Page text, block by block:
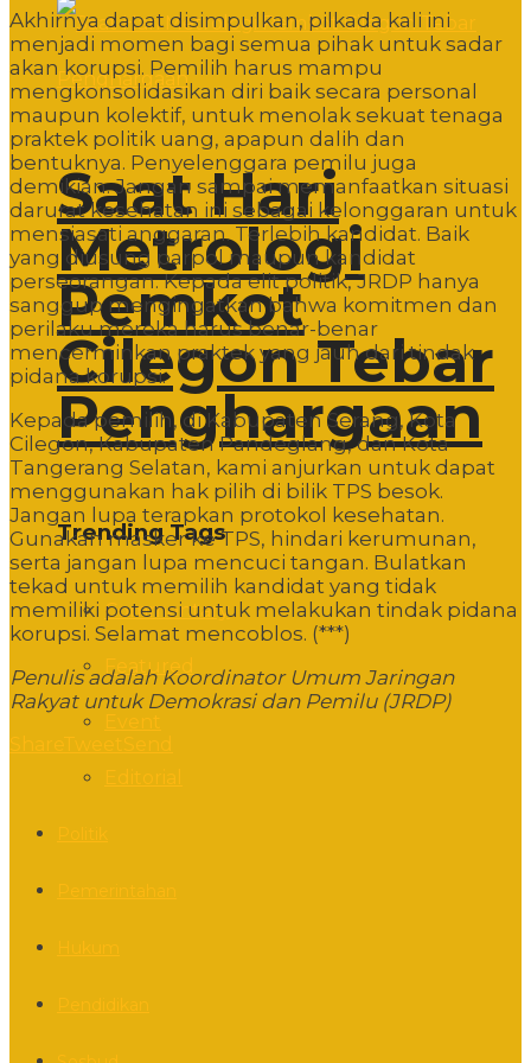
Saat Hari
Metrologi
Pemkot
Cilegon Tebar
Penghargaan
Trending Tags
Commentary
Featured
Akhirnya dapat disimpulkan, pilkada kali ini
menjadi momen bagi semua pihak untuk sadar
akan korupsi. Pemilih harus mampu
mengkonsolidasikan diri baik secara personal
maupun kolektif, untuk menolak sekuat tenaga
praktek politik uang, apapun dalih dan
bentuknya. Penyelenggara pemilu juga
demikian. Jangan sampai memanfaatkan situasi
darurat kesehatan ini sebagai kelonggaran untuk
mensiasati anggaran. Terlebih kandidat. Baik
yang diusung parpol maupun kandidat
perseorangan. Kepada elit politik, JRDP hanya
sanggup mengingatkan bahwa komitmen dan
perilaku mereka harus benar-benar
mencerminkan praktek yang jauh dari tindak
pidana korupsi.
Kepada pemilih, di Kabupaten Serang, Kota
Cilegon, Kabupaten Pandeglang, dan Kota
Tangerang Selatan, kami anjurkan untuk dapat
menggunakan hak pilih di bilik TPS besok.
Jangan lupa terapkan protokol kesehatan.
Gunakan masker ke TPS, hindari kerumunan,
serta jangan lupa mencuci tangan. Bulatkan
tekad untuk memilih kandidat yang tidak
memiliki potensi untuk melakukan tindak pidana
korupsi. Selamat mencoblos. (***)
Penulis adalah Koordinator Umum Jaringan
Rakyat untuk Demokrasi dan Pemilu (JRDP)